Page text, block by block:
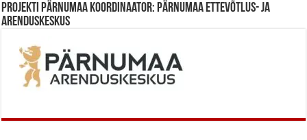
Projekti Pärnumaa koordinaator: Pärnumaa Ettevõtlus- ja
Arenduskeskus